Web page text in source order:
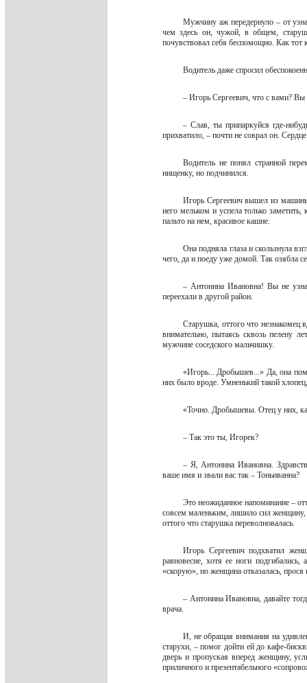
Мужчину аж передернуло – от
чем здесь он, чужой, в общем,
почувствовал себя беспомощно. Как
Водитель даже спросил
– Игорь Сергеевич, что с вами?
– Слав, ты припаркуйся где-
прихватило, – почти не соврал он.
Водитель не понял странной
нищенку, но подчинился.
Игорь Сергеевич вышел из
него мельком и успела только
пальто на нем, красивое кашне.
Она подняла глаза и скользнула
чего, да и поеду уже домой. Так озябла
– Антонина Ивановна! Вы не
переехали в другой район.
Старушка, оттого что незнакомец
внимательно, пытаясь сквозь пелену
мужчине соседского мальчишку.
«Игорь... Дробышев...» Да, она
них было вроде. Умненький такой
«Точно. Дробышевы. Отец у них,
– Так это ты, Игорек?
– Я, Антонина Ивановна.
ваше имя и звали вас так – Тоньиванна?
Это неожиданное напоминание –
совсем маленьким, лишило сил женщину,
оттого что старушка переволновалась.
Игорь Сергеевич подхватил
равновесие, хотя ее ноги
«скорую», но женщина отказалась,
– Антонина Ивановна, давайте
врача.
И, не обращая внимания на
старухи, – помог дойти ей до кафе-
дверь и пропуская вперед женщину,
приличного и презентабельного